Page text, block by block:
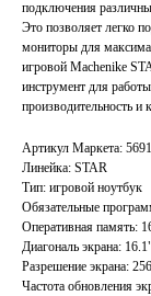
подключения
Это позволяет легко
мониторы для
игровой Machenike
инструмент для
производительность и
Артикул Маркета:
Линейка: STAR
Тип: игровой ноутбук
Обязательные
Оперативная память:
Диагональ экрана:
Разрешение экрана:
Частота обновления
Главная
Акции
Контакты
Преимущества
Отзывы